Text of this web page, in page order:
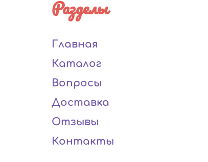
Разделы
Главная
Каталог
Вопросы
Доставка
Отзывы
Контакты